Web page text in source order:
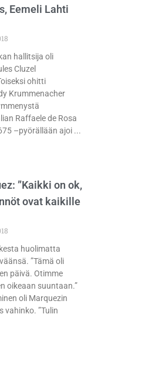
Eemeli Lahti
hallitsija oli
Cluzel
ohitti
Krummenacher
Raffaele de Rosa
–pyörällään ajoi
”Kaikki on ok,
ovat kaikille
huolimatta
”Tämä oli
päivä. Otimme
oikeaan suuntaan.”
oli Marquezin
vahinko. ”Tulin